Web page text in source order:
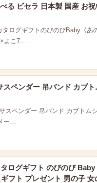
る ビセラ 日本製 国産 お
ログギフトのびのびBaby《
よこ7.…
ペンダー 吊バンド カブ
スペンダー 吊バンド カブトム
ー…
ログギフト のびのび
フト プレゼント 男の子